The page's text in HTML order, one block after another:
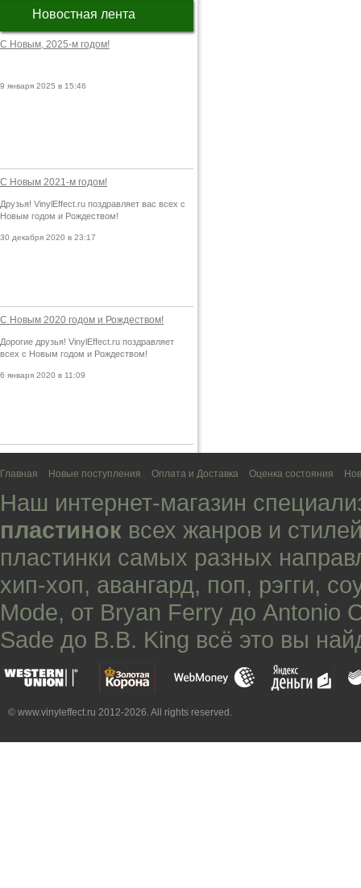
Новостная лента
С Новым, 2025-м годом!
9 января 2025 в 15:46
С Новым 2021-м годом!
Друзья! VinylEffect.ru поздравляет вас всех с
Новым годом и Рождеством!
30 декабря 2020 в 23:17
С Новым 2020 годом и Рождеством!
Дорогие друзья! VinylEffect.ru поздравляет
всех с Новым годом и Рождеством!
6 января 2020 в 11:09
Главная Новые поступления Оплата и Доставка Оценка состояния
Наш интернет-магазин
пластинок всех жанров и
пластинки самых разных
хип-хоп, авангард, поп, рэгги,
Mode, от Bryan Ferry до Antonio
Sade до B.B. King всё это вы
© www.vinyleffect.ru 2012-2026. All rights reserved.